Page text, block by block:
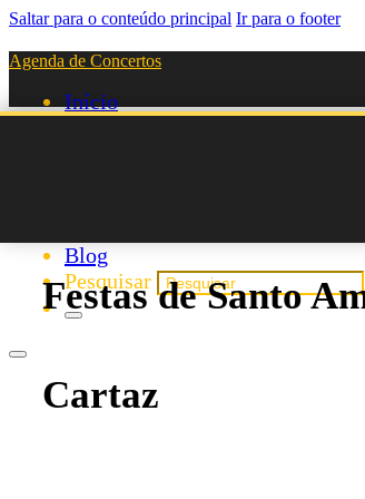
Saltar para o conteúdo principal Ir para o footer
Agenda de Concertos
Início
Blog
Pesquisar
Festas de Santo
Cartaz